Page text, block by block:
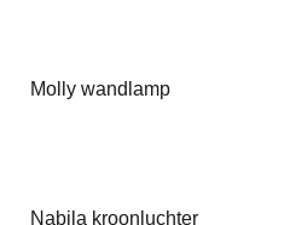
Molly wandlamp
Nabila kroonluchter